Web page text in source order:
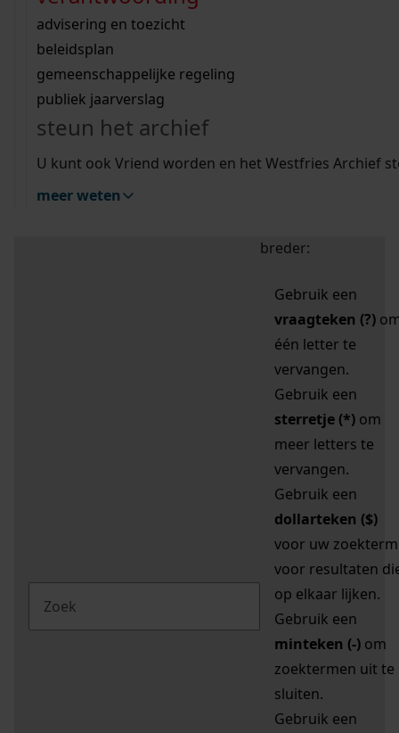
bouwvergunningen
omgevingsvergunningen
vergunningen
beeld en geluid
uitleg nodig?
Wij helpen u op weg met een aantal zoektips.
bekijk alle zoektips
Wij helpen u op weg met een aantal zoektips.
bekijk alle zoektips
bekijk ons geschiedenislokaal
advisering en toezicht
beleidsplan
gemeenschappelijke regeling
publiek jaarverslag
steun het archief
U kunt ook Vriend worden en het Westfries Archief
meer weten
zoektips
Mijn Studiezaal (inloggen)
uw zoekopdracht te
breder:
Gebruik een
vraagteken (?)
één letter te
vervangen.
Gebruik een
sterretje (*) om
meer letters te
vervangen.
Gebruik een
dollarteken ($)
voor uw zoekterm
voor resultaten
op elkaar lijken.
Gebruik een
minteken (-) om
zoektermen uit te
sluiten.
Gebruik een